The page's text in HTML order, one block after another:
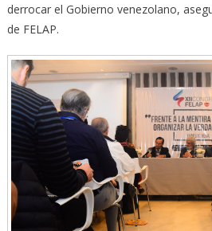
derrocar el Gobierno venezolano,
de FELAP.